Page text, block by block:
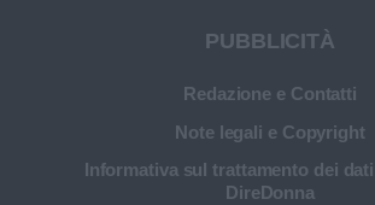
PUBBLICITÀ
Redazione e Contatti
Note legali e Copyright
Informativa sul trattamento dei
DireDonna